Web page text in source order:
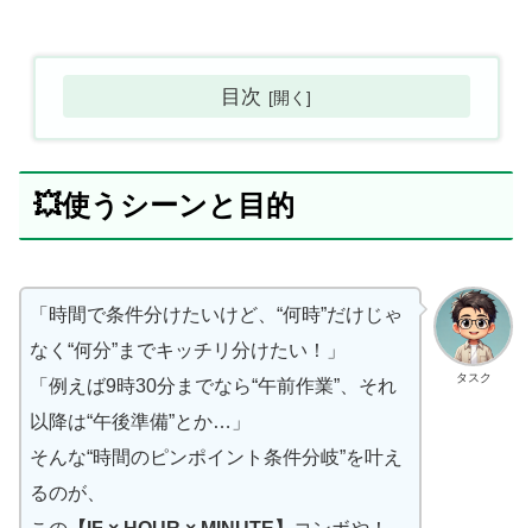
目次
💥使うシーンと目的
タスク
「時間で条件分けたいけど、“何時”だけじゃ
なく“何分”までキッチリ分けたい！」
「例えば9時30分までなら“午前作業”、それ
以降は“午後準備”とか…」
そんな“時間のピンポイント条件分岐”を叶え
るのが、